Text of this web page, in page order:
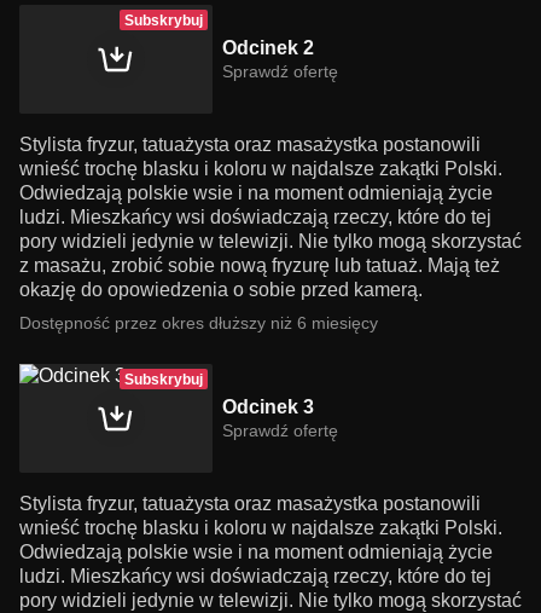
Subskrybuj
Odcinek 2
Sprawdź ofertę
Stylista fryzur, tatuażysta oraz masażystka postanowili
wnieść trochę blasku i koloru w najdalsze zakątki Polski.
Odwiedzają polskie wsie i na moment odmieniają życie
ludzi. Mieszkańcy wsi doświadczają rzeczy, które do tej
pory widzieli jedynie w telewizji. Nie tylko mogą skorzystać
z masażu, zrobić sobie nową fryzurę lub tatuaż. Mają też
okazję do opowiedzenia o sobie przed kamerą.
Dostępność przez okres dłuższy niż 6 miesięcy
Subskrybuj
Odcinek 3
Sprawdź ofertę
Stylista fryzur, tatuażysta oraz masażystka postanowili
wnieść trochę blasku i koloru w najdalsze zakątki Polski.
Odwiedzają polskie wsie i na moment odmieniają życie
ludzi. Mieszkańcy wsi doświadczają rzeczy, które do tej
pory widzieli jedynie w telewizji. Nie tylko mogą skorzystać